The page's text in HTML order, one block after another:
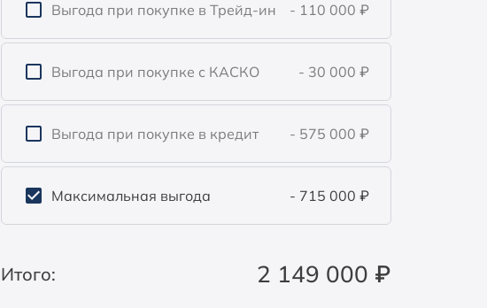
Выгода при покупке в Трейд-ин - 110 000 ₽
Выгода при покупке с КАСКО - 30 000 ₽
Выгода при покупке в кредит - 575 000 ₽
Максимальная выгода - 715 000 ₽
Итого: 2 149 000 ₽